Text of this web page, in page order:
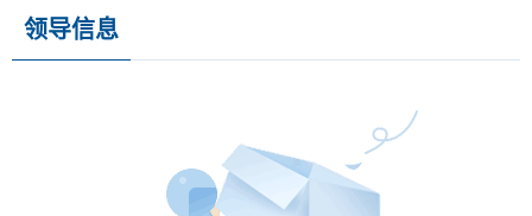
领导信息